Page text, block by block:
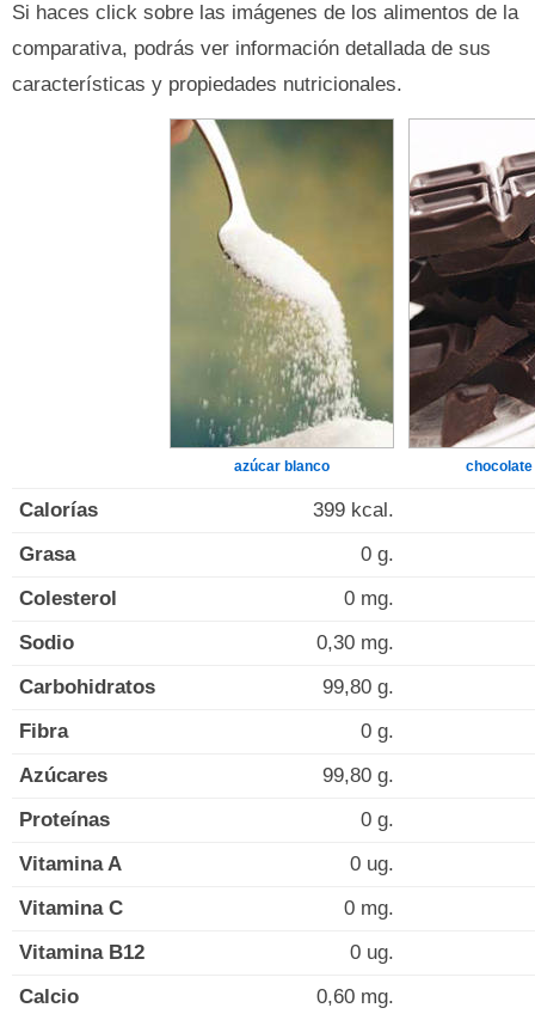
Si haces click sobre las imágenes de los alimentos de la
comparativa, podrás ver información detallada de sus
características y propiedades nutricionales.
azúcar blanco
Calorías
399 kcal.
Grasa
0 g.
Colesterol
0 mg.
Sodio
0,30 mg.
Carbohidratos
99,80 g.
Fibra
0 g.
Azúcares
99,80 g.
Proteínas
0 g.
Vitamina A
0 ug.
Vitamina C
0 mg.
Vitamina B12
0 ug.
Calcio
0,60 mg.